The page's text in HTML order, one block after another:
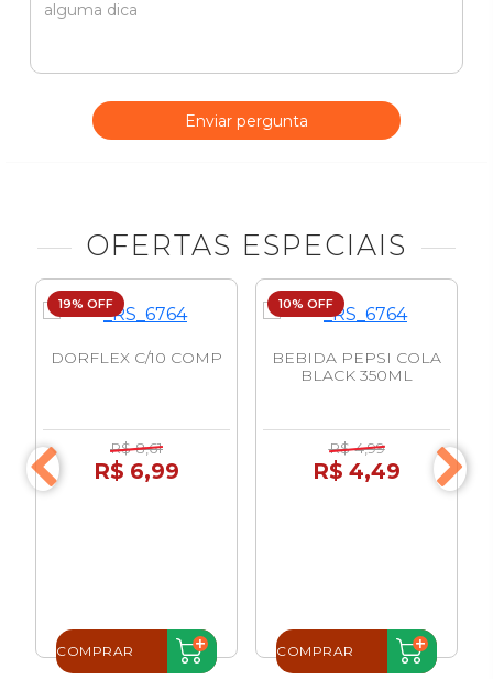
Enviar pergunta
OFERTAS ESPECIAIS
19% OFF
DORFLEX C/10 COMP
R$ 8,61
R$ 6,99
COMPRAR
10% OFF
BEBIDA PEPSI COLA
BLACK 350ML
R$ 4,99
R$ 4,49
COMPRAR